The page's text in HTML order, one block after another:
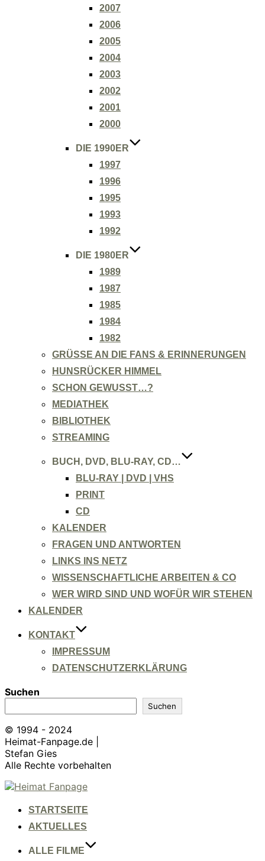
2007
2006
2005
2004
2003
2002
2001
2000
DIE 1990ER
1997
1996
1995
1993
1992
DIE 1980ER
1989
1987
1985
1984
1982
GRÜSSE AN DIE FANS & ERINNERUNGEN
HUNSRÜCKER HIMMEL
SCHON GEWUSST…?
MEDIATHEK
BIBLIOTHEK
STREAMING
BUCH, DVD, BLU-RAY, CD…
BLU-RAY | DVD | VHS
PRINT
CD
KALENDER
FRAGEN UND ANTWORTEN
LINKS INS NETZ
WISSENSCHAFTLICHE ARBEITEN & CO
WER WIRD SIND UND WOFÜR WIR STEHEN
KALENDER
KONTAKT
IMPRESSUM
DATENSCHUTZERKLÄRUNG
Suchen
Suchen
© 1994 - 2024
Heimat-Fanpage.de |
Stefan Gies
Alle Rechte vorbehalten
Zum
springenSTARTSEITE
AKTUELLES
ALLE FILME